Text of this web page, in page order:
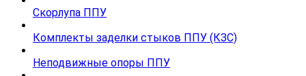
Скорлупа ППУ
Комплекты заделки стыков ППУ (КЗС)
Неподвижные опоры ППУ